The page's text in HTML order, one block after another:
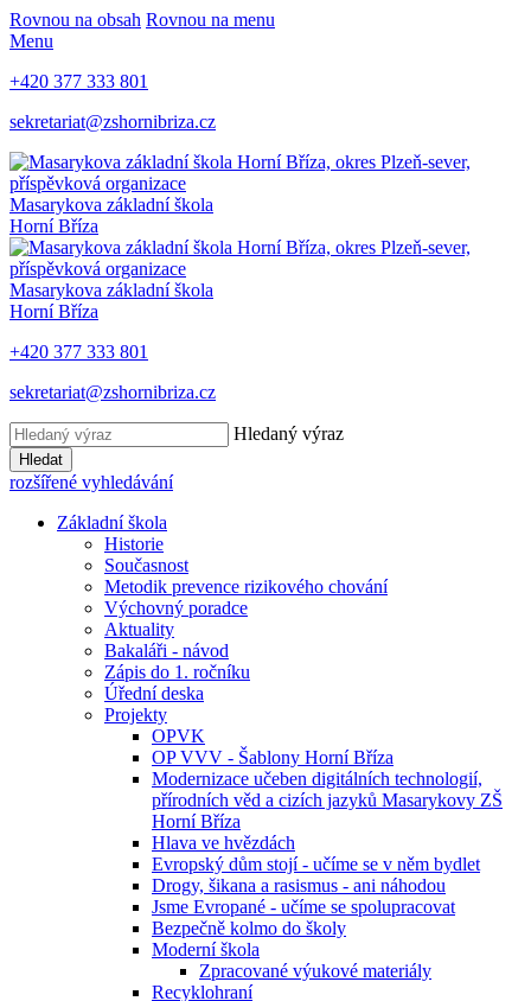
Rovnou na obsah Rovnou na menu
Menu
+420 377 333 801
sekretariat@zshornibriza.cz
Masarykova základní škola
Horní Bříza
Masarykova základní škola
Horní Bříza
+420 377 333 801
sekretariat@zshornibriza.cz
Hledaný výraz
Hledat
rozšířené vyhledávání
Základní škola
Historie
Současnost
Metodik prevence rizikového chování
Výchovný poradce
Aktuality
Bakaláři - návod
Zápis do 1. ročníku
Úřední deska
Projekty
OPVK
OP VVV - Šablony Horní Bříza
Modernizace učeben digitálních technologií,
přírodních věd a cizích jazyků Masarykovy ZŠ
Horní Bříza
Hlava ve hvězdách
Evropský dům stojí - učíme se v něm bydlet
Drogy, šikana a rasismus - ani náhodou
Jsme Evropané - učíme se spolupracovat
Bezpečně kolmo do školy
Moderní škola
Zpracované výukové materiály
Recyklohraní